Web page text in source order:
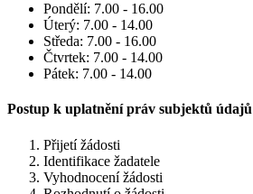
Pondělí: 7.00 - 16.00
Úterý: 7.00 - 14.00
Středa: 7.00 - 16.00
Čtvrtek: 7.00 - 14.00
Pátek: 7.00 - 14.00
Postup k uplatnění práv subjektů údajů
Přijetí žádosti
Identifikace žadatele
Vyhodnocení žádosti